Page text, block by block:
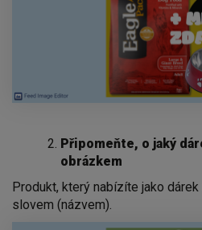
Připomeňte, o jaký
obrázkem
Produkt, který nabízíte jako dárek
slovem (názvem).